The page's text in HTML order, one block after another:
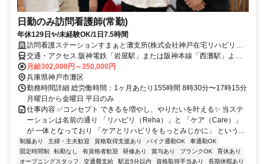
日勤のみ訪問看護師(常勤)
年休129日✨/未経験OK/1日7.5時間
訪問看護ステーションすまぁと灘支所(株式会社神戸在宅リハビリテ
ーション事業団)
交通・アクセス 阪神電鉄「岩屋駅」または阪神本線「西灘駅」より
徒歩5分
月給302,000円～350,000円
兵庫県神戸市灘区
勤務時間詳細 総労働時間：1ヶ月あたり155時間 8時30分〜17時15分
月曜日から金曜日 平日のみ
仕事内容 ✅コンセプト できるを増やし、やりたいを叶える✨ 当ステ
ーションは名前の通り 「リハビリ（Reha）」と 「ケア（Care）」
が 一体となっており 「ケアとリハビリをもっとみじかに」 という...
制服あり 主婦・主夫歓迎 資格取得支援あり バイク通勤OK
車通勤OK
固定時間制
転勤なし 有資格者歓迎 研修あり 賞与あり ブランクOK
育休あり
オープニングスタッフ
交通費支給 駅近5分以内 資格取得手当あり
長期休暇あり